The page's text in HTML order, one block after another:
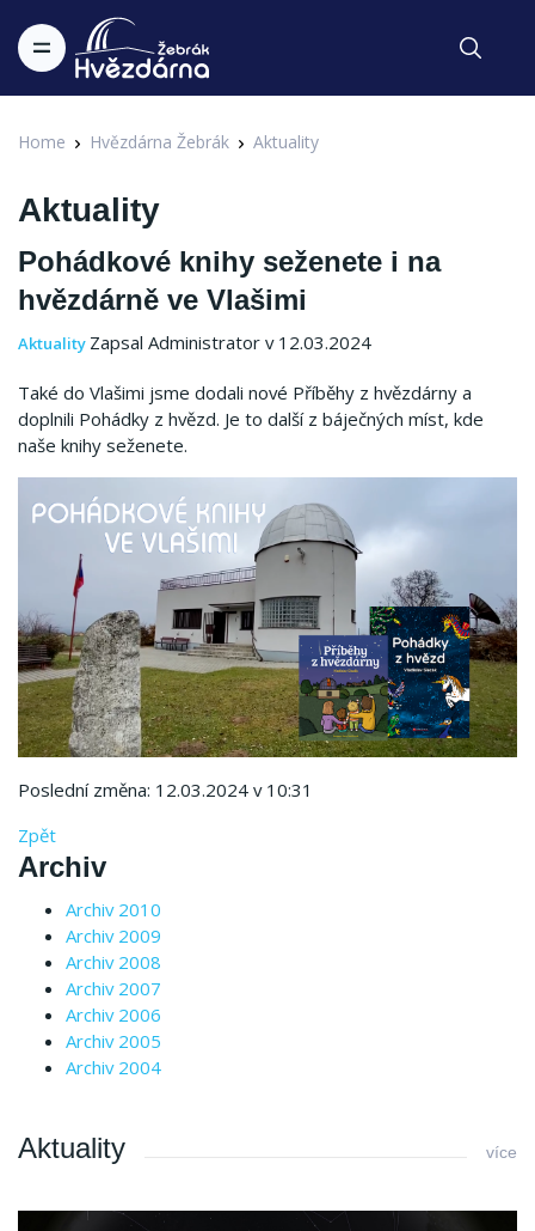
Home Hvězdárna Žebrák Aktuality
Aktuality
Pohádkové knihy seženete i na
hvězdárně ve Vlašimi
Aktuality Zapsal Administrator v 12.03.2024
Také do Vlašimi jsme dodali nové Příběhy z hvězdárny a
doplnili Pohádky z hvězd. Je to další z báječných míst, kde
naše knihy seženete.
Poslední změna: 12.03.2024 v 10:31
Zpět
Archiv
Archiv 2010
Archiv 2009
Archiv 2008
Archiv 2007
Archiv 2006
Archiv 2005
Archiv 2004
Aktuality více